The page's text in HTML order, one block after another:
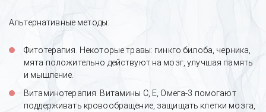
Альтернативные методы:
Фитотерапия. Некоторые травы: гинкго билоба, черника,
мята положительно действуют на мозг, улучшая память
и мышление.
Витаминотерапия. Витамины С, Е, Омега-3 помогают
поддерживать кровообращение, защищать клетки мозга,